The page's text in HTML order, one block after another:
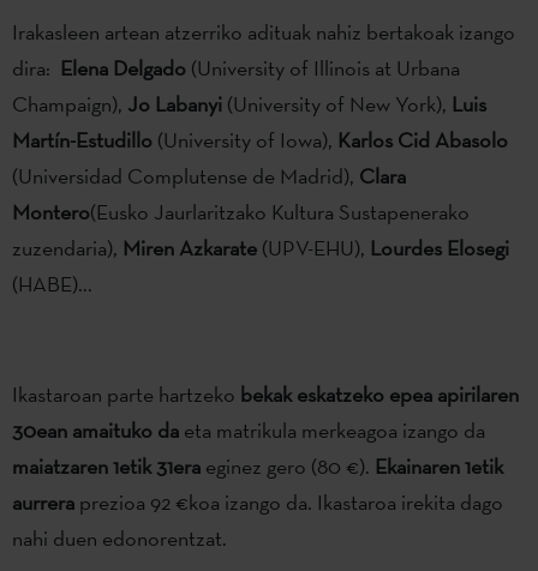
Irakasleen artean atzerriko adituak nahiz bertakoak izango
dira: Elena Delgado (University of Illinois at Urbana
Champaign), Jo Labanyi (University of New York), Luis
Martín-Estudillo (University of Iowa), Karlos Cid Abasolo
(Universidad Complutense de Madrid), Clara
Montero(Eusko Jaurlaritzako Kultura Sustapenerako
zuzendaria), Miren Azkarate (UPV-EHU), Lourdes Elosegi
(HABE)...
Ikastaroan parte hartzeko bekak eskatzeko epea apirilaren
30ean amaituko da eta matrikula merkeagoa izango da
maiatzaren 1etik 31era eginez gero (80 €). Ekainaren 1etik
aurrera prezioa 92 €koa izango da. Ikastaroa irekita dago
nahi duen edonorentzat.